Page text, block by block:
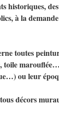
historiques,
à la
toutes
ou leur
décors